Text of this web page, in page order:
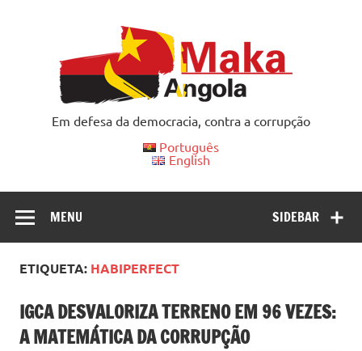
Em defesa da democracia, contra a corrupção
Português
English
SIDEBAR
MENU
ETIQUETA: HABIPERFECT
IGCA DESVALORIZA TERRENO EM 96 VEZES:
A MATEMÁTICA DA CORRUPÇÃO